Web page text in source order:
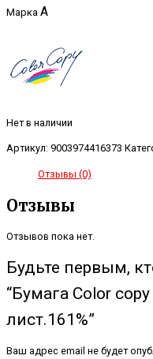
Марка A
Нет в наличии
Артикул: 9003974416373
Отзывы (0)
Отзывы
Отзывов пока нет.
Будьте первым,
“Бумага Color
лист.161%”
Ваш адрес email не будет